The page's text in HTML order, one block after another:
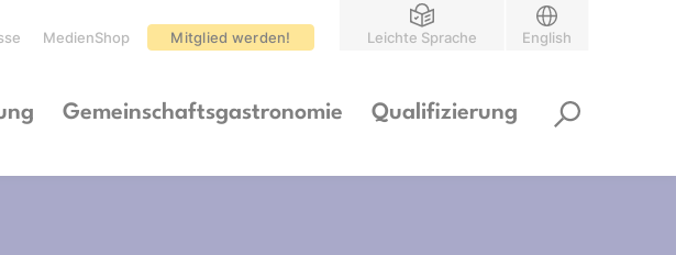
MedienShop Mitglied werden! Leichte Sprache English
Gemeinschaftsgastronomie Qualifizierung